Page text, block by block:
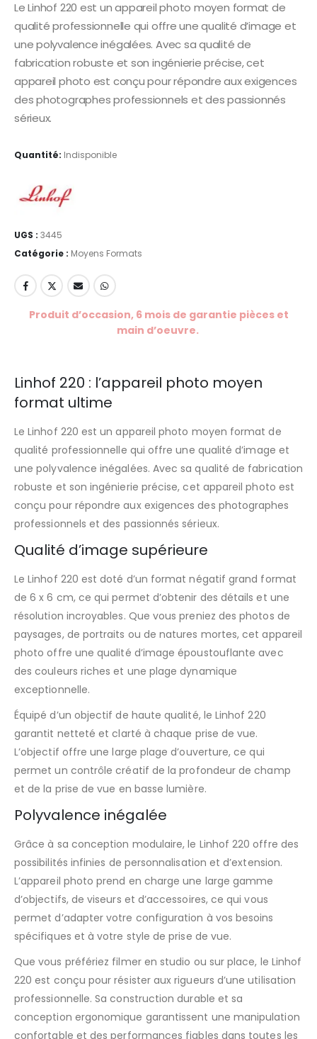
Le Linhof 220 est un appareil photo moyen format de
qualité professionnelle qui offre une qualité d’image et
une polyvalence inégalées. Avec sa qualité de
fabrication robuste et son ingénierie précise, cet
appareil photo est conçu pour répondre aux exigences
des photographes professionnels et des passionnés
sérieux.
Quantité: Indisponible
UGS : 3445
Catégorie : Moyens Formats
Produit d’occasion, 6 mois de garantie pièces et
main d’oeuvre.
Linhof 220 : l’appareil photo moyen
format ultime
Le Linhof 220 est un appareil photo moyen format de
qualité professionnelle qui offre une qualité d’image et
une polyvalence inégalées. Avec sa qualité de fabrication
robuste et son ingénierie précise, cet appareil photo est
conçu pour répondre aux exigences des photographes
professionnels et des passionnés sérieux.
Qualité d’image supérieure
Le Linhof 220 est doté d’un format négatif grand format
de 6 x 6 cm, ce qui permet d’obtenir des détails et une
résolution incroyables. Que vous preniez des photos de
paysages, de portraits ou de natures mortes, cet appareil
photo offre une qualité d’image époustouflante avec
des couleurs riches et une plage dynamique
exceptionnelle.
Équipé d’un objectif de haute qualité, le Linhof 220
garantit netteté et clarté à chaque prise de vue.
L’objectif offre une large plage d’ouverture, ce qui
permet un contrôle créatif de la profondeur de champ
et de la prise de vue en basse lumière.
Polyvalence inégalée
Grâce à sa conception modulaire, le Linhof 220 offre des
possibilités infinies de personnalisation et d’extension.
L’appareil photo prend en charge une large gamme
d’objectifs, de viseurs et d’accessoires, ce qui vous
permet d’adapter votre configuration à vos besoins
spécifiques et à votre style de prise de vue.
Que vous préfériez filmer en studio ou sur place, le Linhof
220 est conçu pour résister aux rigueurs d’une utilisation
professionnelle. Sa construction durable et sa
conception ergonomique garantissent une manipulation
confortable et des performances fiables dans toutes les